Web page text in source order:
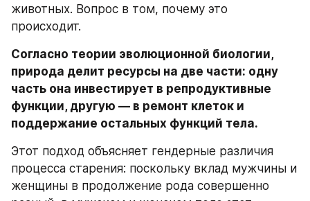
животных. Вопрос в том, почему это
происходит.
Согласно теории эволюционной биологии,
природа делит ресурсы на две части: одну
часть она инвестирует в репродуктивные
функции, другую — в ремонт клеток и
поддержание остальных функций тела.
Этот подход объясняет гендерные различия
процесса старения: поскольку вклад мужчины и
женщины в продолжение рода совершенно